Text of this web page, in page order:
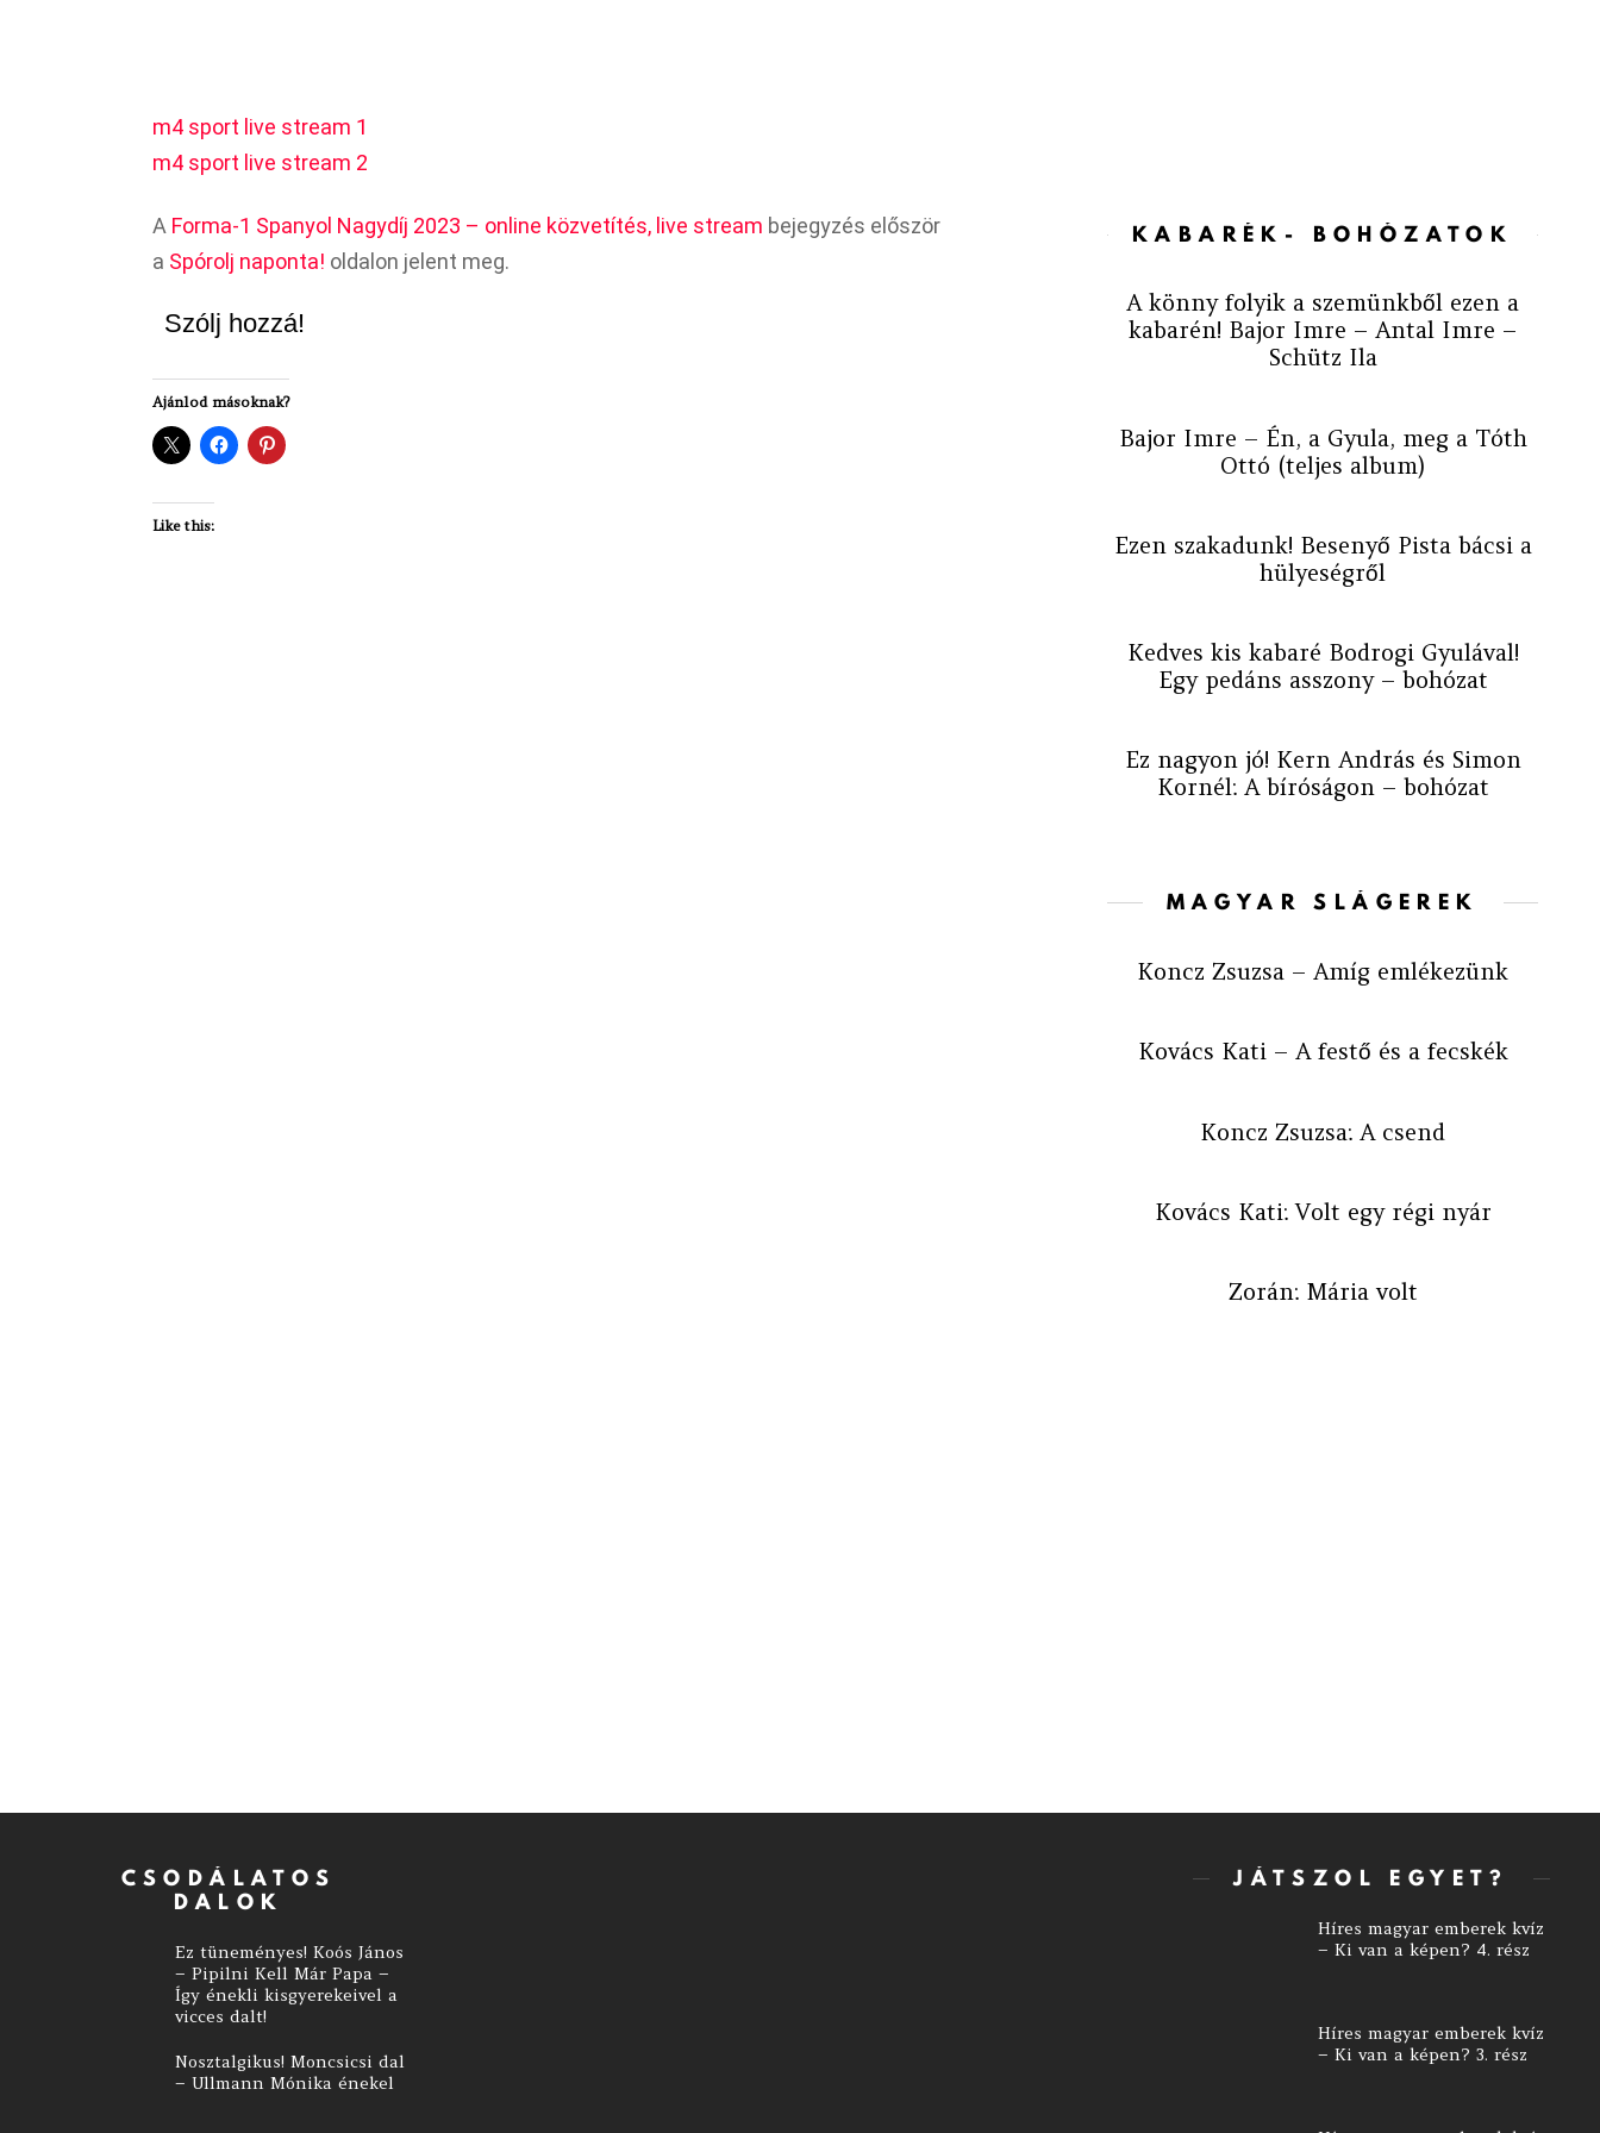
m4 sport live stream 1
m4 sport live stream 2
A Forma-1 Spanyol Nagydíj 2023 – online közvetítés, live stream bejegyzés először
a Spórolj naponta! oldalon jelent meg.
Szólj hozzá!
Ajánlod másoknak?
Like this:
A könny folyik a szemünkből ezen a
Schütz Ila
Ezen szakadunk! Besenyő Pista bácsi a
Kedves kis kabaré Bodrogi Gyulával!
Ez nagyon jó! Kern András és Simon
Koncz Zsuzsa – Amíg emlékezünk
Kovács Kati – A festő és a fecskék
Zorán: Mária volt
Így énekli kisgyerekeivel a
vicces dalt!
Nosztalgikus! Moncsicsi dal
– Ullmann Mónika énekel
szép duett – Korda György
– Cserháti Zsuzsa – Maradj
Híres magyar emberek kvíz
– Ki van a képen? 3. rész
– Ki van a képen? 2. rész